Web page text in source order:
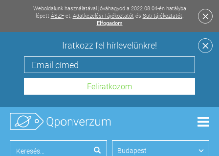
Weboldalunk használatával jóváhagyod a 2022.08.04-én hatályba
lépett ÁSZF-et, Adatkezelési Tájékoztatót és Süti tájékoztatót.
Elfogadom
Iratkozz fel hírlevelünkre!
Budapest